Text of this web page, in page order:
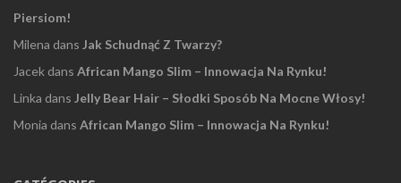
Piersiom!
Milena dans Jak Schudnąć Z Twarzy?
Jacek dans African Mango Slim – Innowacja Na Rynku!
Linka dans Jelly Bear Hair – Słodki Sposób Na Mocne Włosy!
Monia dans African Mango Slim – Innowacja Na Rynku!